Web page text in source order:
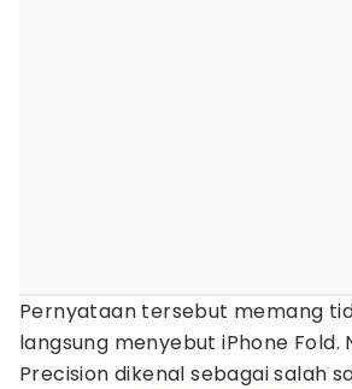
Pernyataan tersebut memang
langsung menyebut iPhone Fold.
Precision dikenal sebagai salah